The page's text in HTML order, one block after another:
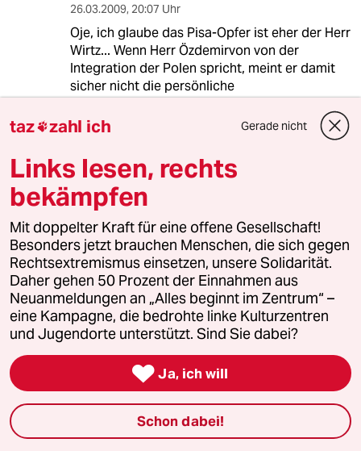
26.03.2009, 20:07 Uhr
Oje, ich glaube das Pisa-Opfer ist eher der Herr
Wirtz... Wenn Herr Özdemirvon von der
Integration der Polen spricht, meint er damit
sicher nicht die persönliche
sondern er verweist auf die lange Tradition
Deutschland.
Die Ruhr-Polen sind bereits Ende des 19.Jh. in
großer Zahl nach Deutschland gekommen und
die Polen sind somit eine der ältesten
Migrantengruppen. Ihre Integration und
Akzeptanz hat tatsächlich sehr lange gedauert.
Türken gibt es dagegen in größerer Zahl erst
relativ kurze Zeit in Deutschland.(Übrigens, die
gleiche Integrationsleistung wie Poldi kann
man doch auch einem Özil, Tasci oder auch
Özdemir zusprechen)
penyez
19:55 Uhr
die "leichtere" Integration polnischer Mitbürger
taz zahl ich Gerade nicht
Links lesen, rechts
bekämpfen
Mit doppelter Kraft für eine offene Gesellschaft!
Besonders jetzt brauchen Menschen, die sich gegen
Rechtsextremismus einsetzen, unsere Solidarität.
Daher gehen 50 Prozent der Einnahmen aus
Neuanmeldungen an „Alles beginnt im Zentrum“ –
eine Kampagne, die bedrohte linke Kulturzentren
und Jugendorte unterstützt. Sind Sie dabei?
 Ja, ich will
Schon dabei!